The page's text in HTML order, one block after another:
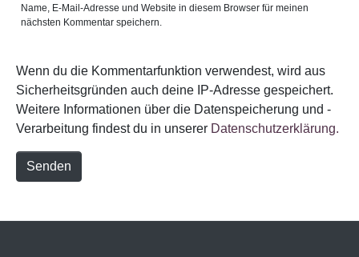
Name, E-Mail-Adresse und Website in diesem Browser für meinen
nächsten Kommentar speichern.
Wenn du die Kommentarfunktion verwendest, wird aus
Sicherheitsgründen auch deine IP-Adresse gespeichert.
Weitere Informationen über die Datenspeicherung und -
Verarbeitung findest du in unserer Datenschutzerklärung.
Senden